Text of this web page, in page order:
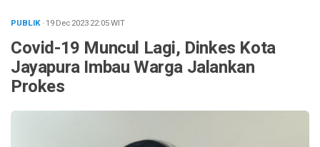
PUBLIK· 19 Dec 202322:05WIT
Covid-19 Muncul Lagi, Dinkes Kota
Jayapura Imbau Warga Jalankan
Prokes